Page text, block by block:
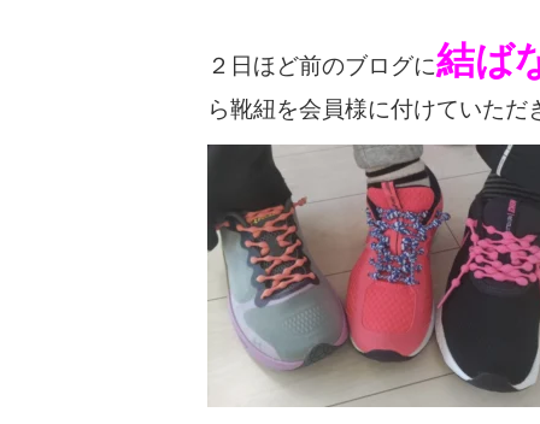
２日ほど前のブログに結ば
ら靴紐を会員様に付けていただ